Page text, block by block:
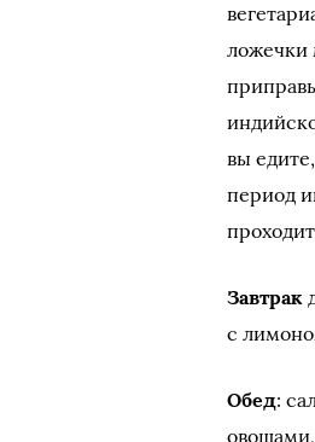
ложечки
вы
период
Завтрак
с
Обед: